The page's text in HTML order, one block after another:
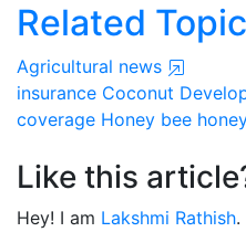
Related
Agricultural news
insurance Coconut
coverage Honey bee
Like this
Hey! I am Lakshmi Rathish.